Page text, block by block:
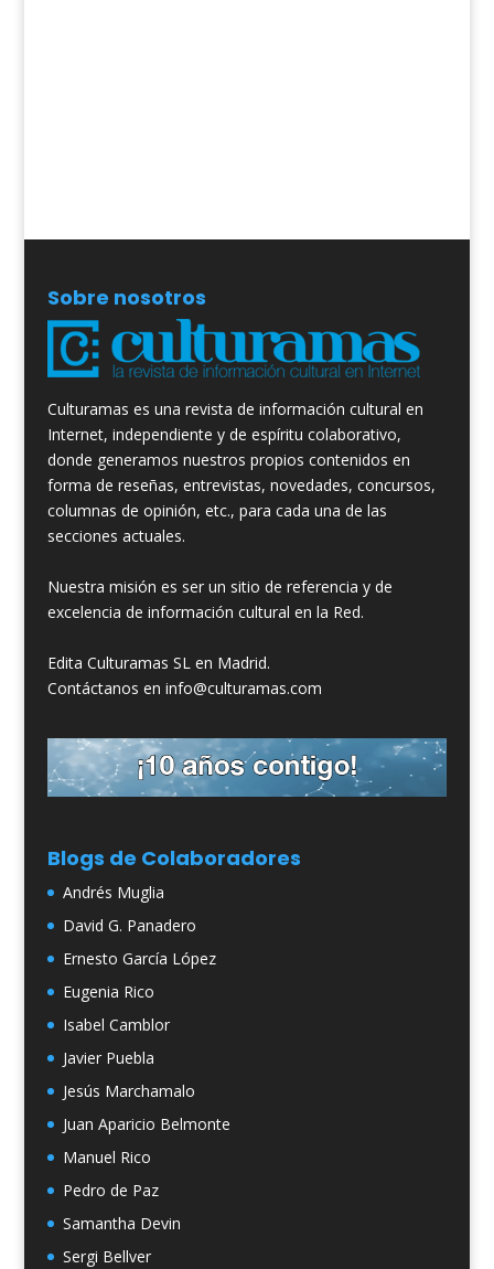
Sobre nosotros
Culturamas es una revista de información cultural en
Internet, independiente y de espíritu colaborativo,
donde generamos nuestros propios contenidos en
forma de reseñas, entrevistas, novedades, concursos,
columnas de opinión, etc., para cada una de las
secciones actuales.
Nuestra misión es ser un sitio de referencia y de
excelencia de información cultural en la Red.
Edita Culturamas SL en Madrid.
Contáctanos en info@culturamas.com
Blogs de Colaboradores
Andrés Muglia
David G. Panadero
Ernesto García López
Eugenia Rico
Isabel Camblor
Javier Puebla
Jesús Marchamalo
Juan Aparicio Belmonte
Manuel Rico
Pedro de Paz
Samantha Devin
Sergi Bellver